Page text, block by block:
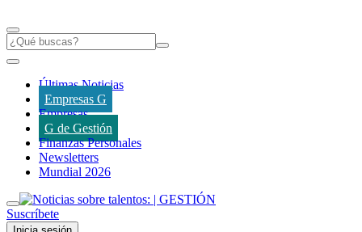
Últimas Noticias
Empresas G
Empresas
G de Gestión
Finanzas Personales
Newsletters
Mundial 2026
Suscríbete